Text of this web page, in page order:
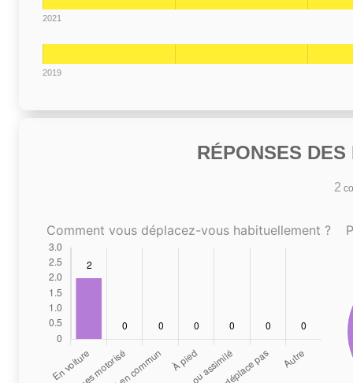
2021
2019
RÉPONSES
2
Comment vous déplacez-vous habituellement ?